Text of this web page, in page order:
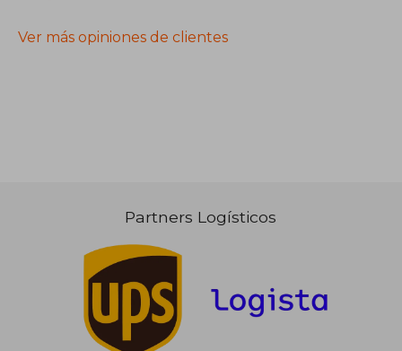
Ver más opiniones de clientes
Partners Logísticos